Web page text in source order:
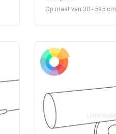
Op maat van 30 - 595 cm